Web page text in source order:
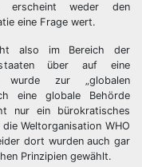
erscheint weder den
eine Frage wert.
also im Bereich der
über auf eine
wurde zur „globalen
eine globale Behörde
nur ein bürokratisches
Weltorganisation WHO
dort wurden auch gar
Prinzipien gewählt.